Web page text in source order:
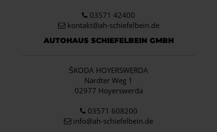
03571 42400
kontakt@ah-schiefelbein.de
AUTOHAUS SCHIEFELBEIN GMBH
ŠKODA HOYERSWERDA
Nardter Weg 1
02977 Hoyerswerda
03571 608200
info@ah-schiefelbein.de